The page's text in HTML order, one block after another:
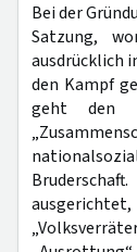
Bei der
Satzung,
ausdrücklich
den Kampf
geht den